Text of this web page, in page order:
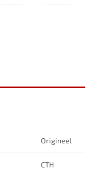
Origineel
CTH